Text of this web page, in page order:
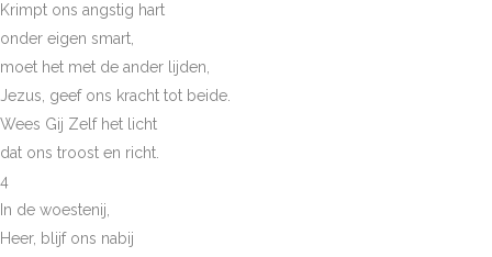
Krimpt ons angstig hart
onder eigen smart,
moet het met de ander lijden,
Jezus, geef ons kracht tot beide.
Wees Gij Zelf het licht
dat ons troost en richt.
4
In de woestenij,
Heer, blijf ons nabij